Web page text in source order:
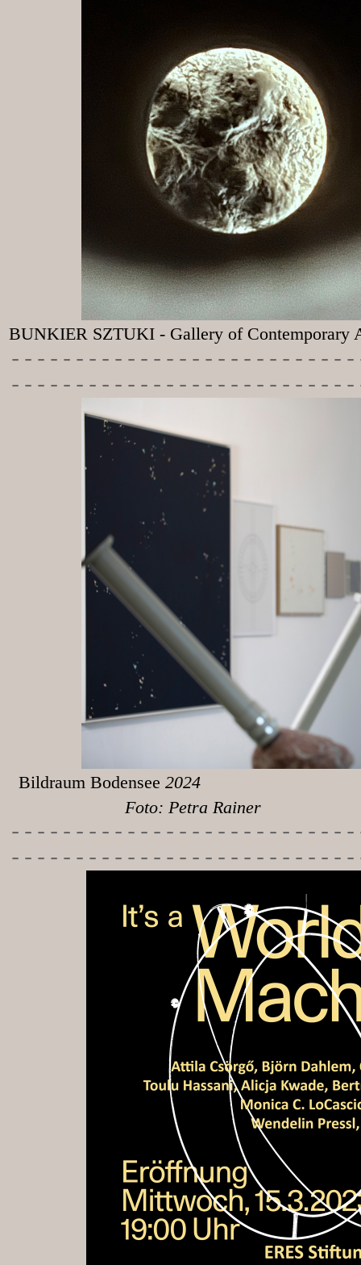
BUNKIER SZTUKI - Gallery of Contemporary
-----------
Bildraum Bodensee
Foto: Petra Rainer
-----------